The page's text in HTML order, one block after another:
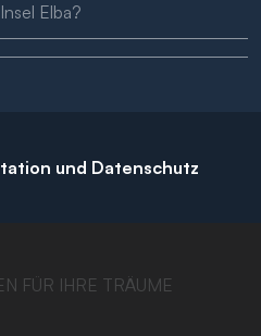
Elba?
und Datenschutz
FÜR IHRE TRÄUME